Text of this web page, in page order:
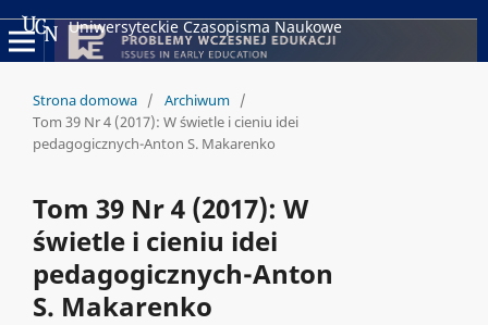
Uniwersyteckie Czasopisma Naukowe
Strona domowa / Archiwum /
Tom 39 Nr 4 (2017): W świetle i cieniu idei
pedagogicznych-Anton S. Makarenko
Tom 39 Nr 4 (2017): W
świetle i cieniu idei
pedagogicznych-Anton
S. Makarenko